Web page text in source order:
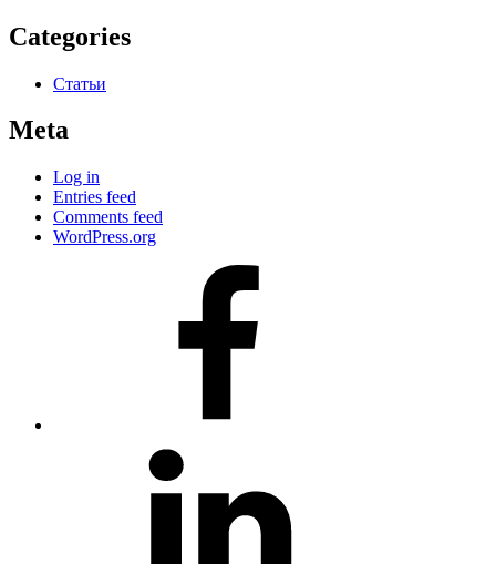
Categories
Статьи
Meta
Log in
Entries feed
Comments feed
WordPress.org